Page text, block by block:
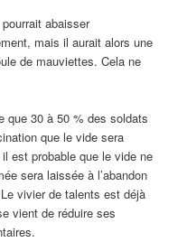
abaisser
mais il aurait alors une
de mauviettes. Cela ne
que 30 à 50 % des soldats
que le vide sera
est probable que le vide ne
sera laissée à l’abandon
vivier de talents est déjà
vient de réduire ses